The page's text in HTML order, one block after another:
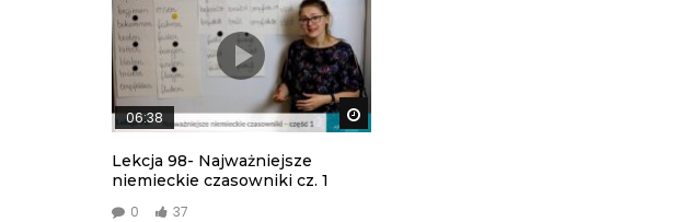
Watch Later
06:38
Lekcja 98- Najważniejsze
niemieckie czasowniki cz. 1
0 37